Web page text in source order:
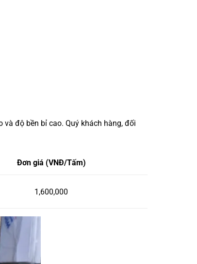
độ bền bỉ cao. Quý khách hàng, đối
Đơn giá (VNĐ/Tấm)
1,600,000